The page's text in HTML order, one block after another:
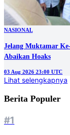
NASIONAL
Jelang Muktamar
Abaikan Hoaks
03 Aug 2026 23:00 UTC
Lihat selengkapnya
Berita Populer
#1